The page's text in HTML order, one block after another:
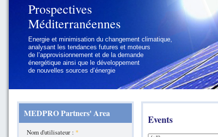
Prospectives
Méditerranéennes
Energie et minimisation du changement climatique,
analysant les tendances futures et moteurs
de l’approvisionnement et de la demande
énergétique ainsi que le développement
de nouvelles sources d’énergie
Prospectives
Méditerranéennes
Géopolitique et gouvernance, se focalisant sur les
défis politiques régionaux et internationaux
auxquels les pays méditerranéens
doivent faire face
MEDPRO Partners' Area
Nom d'utilisateur : *
Events